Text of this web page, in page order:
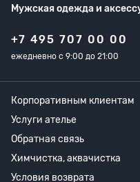
Мужская одежда и
+7 495 707 00 00
ежедневно с 9:00 до 21:00
Корпоративным клиентам
Услуги ателье
Обратная связь
Химчистка, аквачистка
Условия возврата